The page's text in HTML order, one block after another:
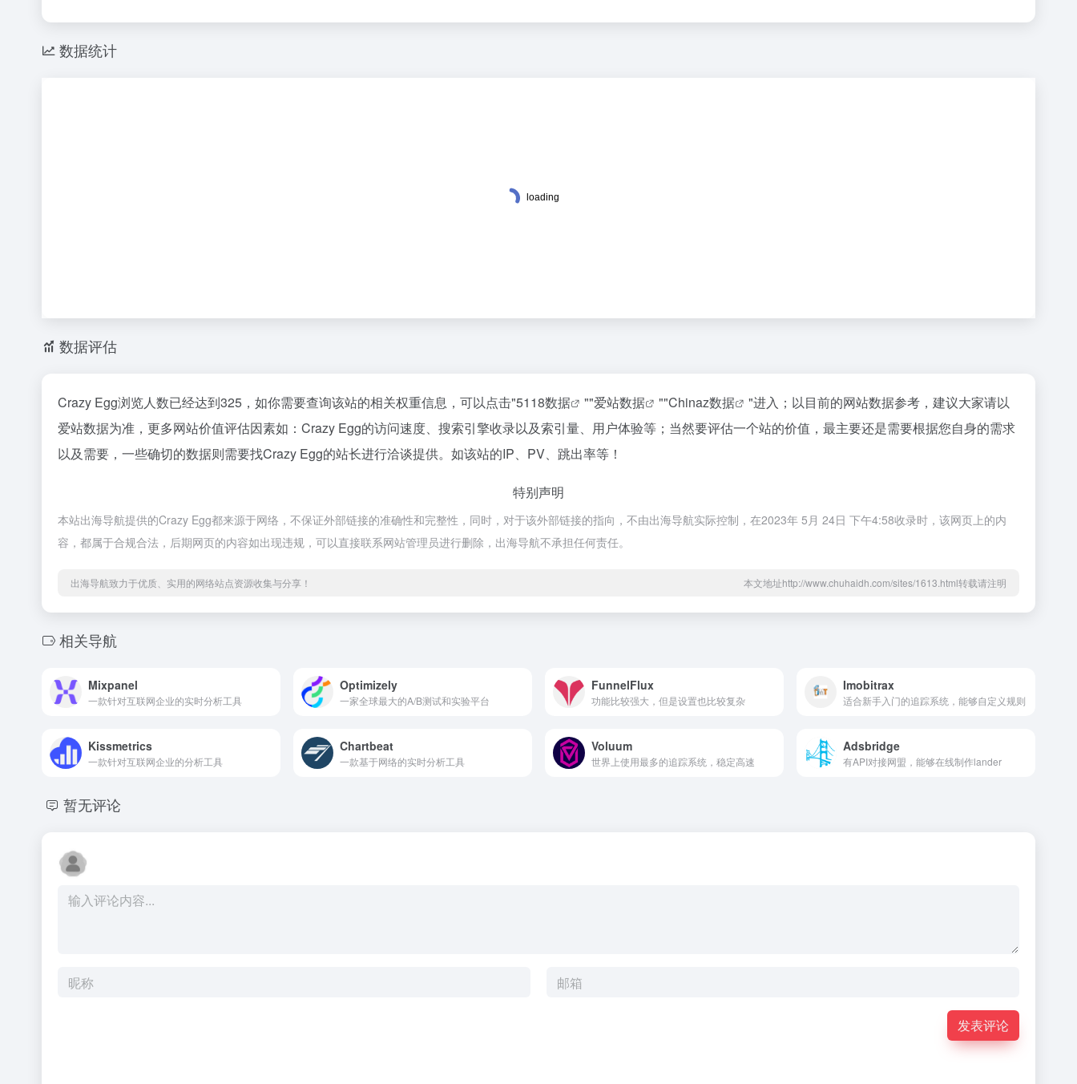
数据统计
数据评估
Crazy Egg浏览人数已经达到325，如你需要查询该站的相关权重信息，可以点击"5118数据 ""爱站数据 ""Chinaz数据
"进入；以目前的网站数据参考，建议大家请以
爱站数据为准，更多网站价值评估因素如：Crazy Egg的访问速度、搜索引擎收录以及索引量、用户体验等；当然要评估一个站的价值，最主要还是需要根据您自身的需求
以及需要，一些确切的数据则需要找Crazy Egg的站长进行洽谈提供。如该站的IP、PV、跳出率等！
特别声明
本站出海导航提供的Crazy Egg都来源于网络，不保证外部链接的准确性和完整性，同时，对于该外部链接的指向，不由出海导航实际控制，在2023年 5月 24日 下午4:58收录时，该网页上的内
容，都属于合规合法，后期网页的内容如出现违规，可以直接联系网站管理员进行删除，出海导航不承担任何责任。
出海导航致力于优质、实用的网络站点资源收集与分享！ 本文地址http://www.chuhaidh.com/sites/1613.html转载请注明
相关导航
Mixpanel
一款针对互联网企业的实时分析工具
Optimizely
一家全球最大的A/B测试和实验平台
FunnelFlux
功能比较强大，但是设置也比较复杂
Imobitrax
适合新手入门的追踪系统，能够自定义规则
Kissmetrics
一款针对互联网企业的分析工具
Chartbeat
一款基于网络的实时分析工具
Voluum
世界上使用最多的追踪系统，稳定高速
Adsbridge
有API对接网盟，能够在线制作lander
暂无评论
发表评论